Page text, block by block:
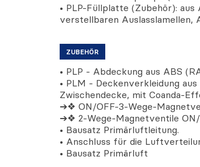
• PLP-Füllplatte (Zubehör):
verstellbaren Auslasslamellen,
ZUBEHÖR
• PLP - Abdeckung aus ABS
• PLM - Deckenverkleidung
Zwischendecke, mit Coanda-
➔❖ ON/OFF-3-Wege-
➔❖ 2-Wege-Magnetventile
• Bausatz Primärluftleitung.
• Anschluss für die
• Bausatz Primärluft